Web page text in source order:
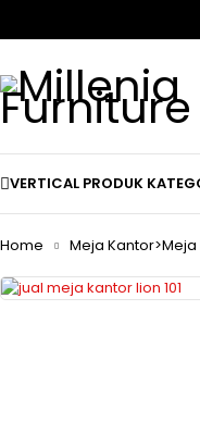
VERTICAL PRODUK
Home Meja Kantor>Meja